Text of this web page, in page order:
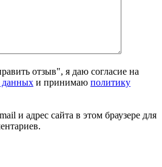
отзыв", я даю согласие на
данных и принимаю политику
и адрес сайта в этом браузере для